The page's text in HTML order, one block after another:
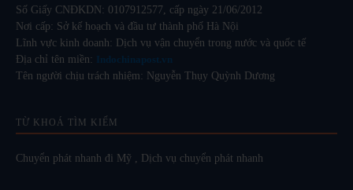
Số Giấy CNĐKDN: 0107912577, cấp ngày 21/06/2012
Nơi cấp: Sở kế hoạch và đầu tư thành phố Hà Nội
Lĩnh vực kinh doanh: Dịch vụ vận chuyển trong nước và quốc tế
Địa chỉ tên miền: Indochinapost.vn
Tên người chịu trách nhiệm: Nguyễn Thụy Quỳnh Dương
TỪ KHOÁ TÌM KIẾM
Chuyển phát nhanh đi Mỹ Dịch vụ chuyển phát nhanh